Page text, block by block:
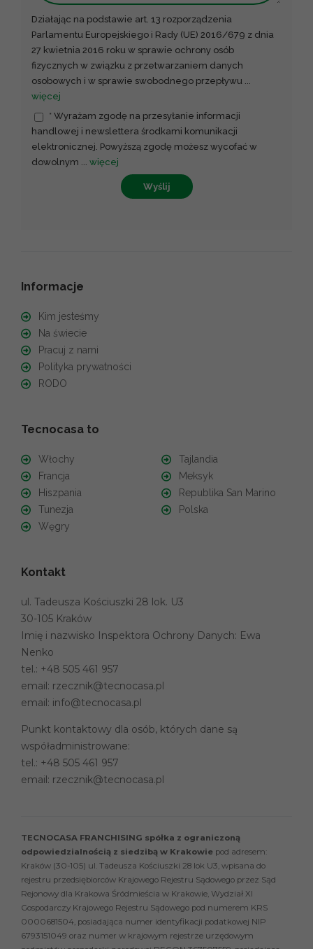
Działając na podstawie art. 13 rozporządzenia
Parlamentu Europejskiego i Rady (UE) 2016/679 z dnia
27 kwietnia 2016 roku w sprawie ochrony osób
fizycznych w związku z przetwarzaniem danych
osobowych i w sprawie swobodnego przepływu ...
więcej
* Wyrażam zgodę na przesyłanie informacji
handlowej i newslettera środkami komunikacji
elektronicznej. Powyższą zgodę możesz wycofać w
dowolnym ... więcej
Wyślij
Informacje
Kim jesteśmy
Na świecie
Pracuj z nami
Polityka prywatności
RODO
Tecnocasa to
Włochy
Francja
Hiszpania
Tunezja
Węgry
Tajlandia
Meksyk
Republika San Marino
Polska
Kontakt
ul. Tadeusza Kościuszki 28 lok. U3
30-105 Kraków
Imię i nazwisko Inspektora Ochrony Danych: Ewa
Nenko
tel.: +48 505 461 957
email: rzecznik@tecnocasa.pl
email: info@tecnocasa.pl
Punkt kontaktowy dla osób, których dane są
współadministrowane:
tel.: +48 505 461 957
email: rzecznik@tecnocasa.pl
TECNOCASA FRANCHISING spółka z ograniczoną
odpowiedzialnością z siedzibą w Krakowie pod adresem:
Kraków (30-105) ul. Tadeusza Kościuszki 28 lok U3, wpisana do
rejestru przedsiębiorców Krajowego Rejestru Sądowego przez Sąd
Rejonowy dla Krakowa Śródmieścia w Krakowie, Wydział XI
Gospodarczy Krajowego Rejestru Sądowego pod numerem KRS
0000681504, posiadająca numer identyfikacji podatkowej NIP
6793151049 oraz numer w krajowym rejestrze urzędowym